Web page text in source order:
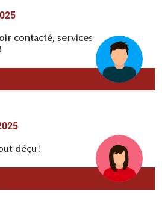
contacté, services
déçu!